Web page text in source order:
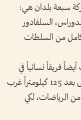
كل عامين منذ 2015، بمشاركة سبعة بلدان هي:
السلفادور
كامل من السلطات
الذي يُدرّب أيضاً فريقاً نسائياً في
سان بيدرو تشيماي، وهي بلدة صغيرة تقع على بعد 125 كيلومتراً غرب
الرياضات، لكي